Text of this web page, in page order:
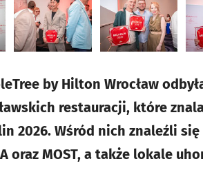
by Hilton Wrocław
restauracji, które
2026. Wśród nich znaleźli
oraz MOST, a także lokale